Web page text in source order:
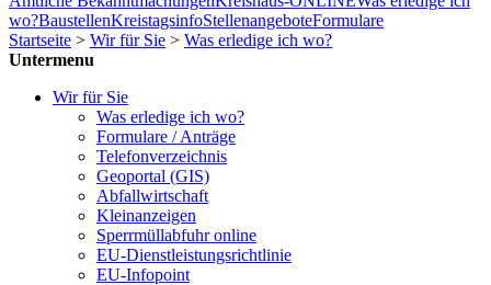
wo?BaustellenKreistagsinfoStellenangeboteFormulare
Startseite > Wir für Sie > Was erledige ich wo?
Untermenu
Wir für Sie
Was erledige ich wo?
Formulare / Anträge
Telefonverzeichnis
Geoportal (GIS)
Abfallwirtschaft
Kleinanzeigen
Sperrmüllabfuhr online
EU-Dienstleistungsrichtlinie
EU-Infopoint